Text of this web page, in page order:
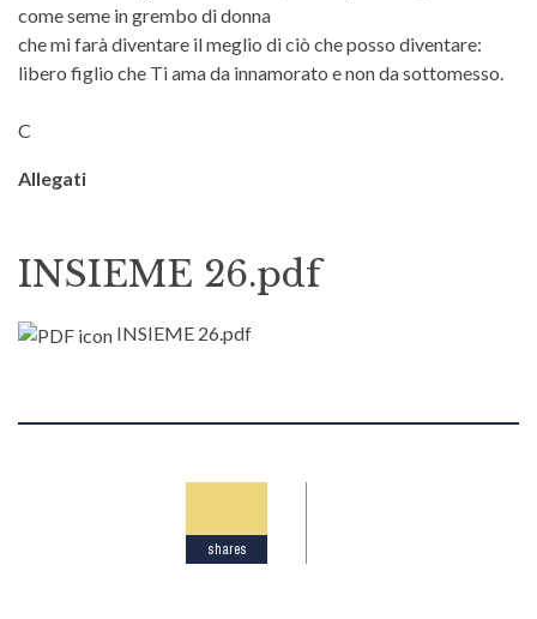
come seme in grembo di donna
che mi farà diventare il meglio di ciò che posso diventare:
libero figlio che Ti ama da innamorato e non da sottomesso.
C
Allegati
INSIEME 26.pdf
INSIEME 26.pdf
shares